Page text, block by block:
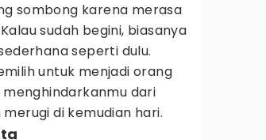
sombong karena merasa
sudah begini, biasanya
seperti dulu.
untuk menjadi orang
dari
di kemudian hari.